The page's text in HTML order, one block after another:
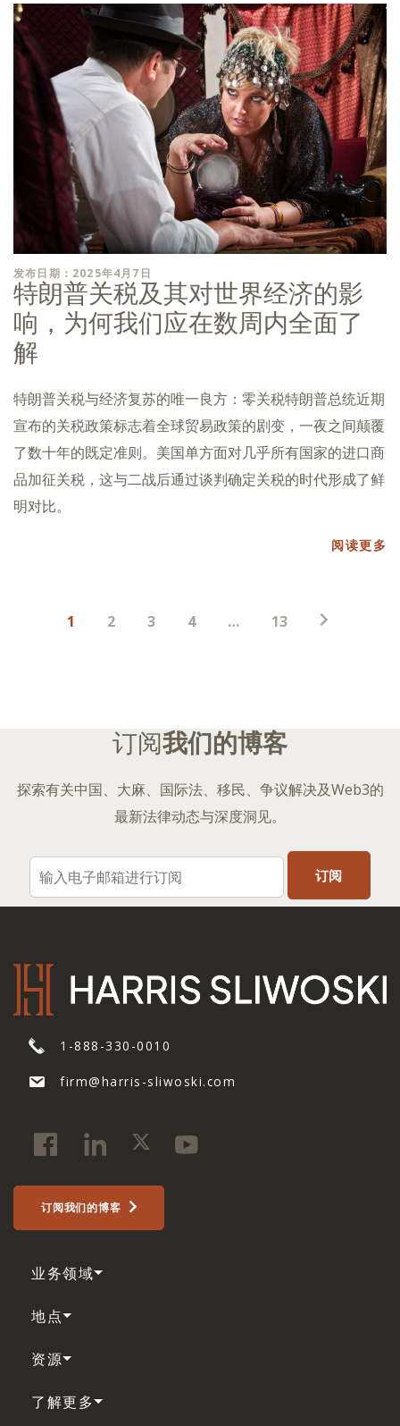
发布日期：2025年4月7日
特朗普关税及其对世界经济的影
响，为何我们应在数周内全面了
解
特朗普关税与经济复苏的唯一良方：零关税特朗普总统近期
宣布的关税政策标志着全球贸易政策的剧变，一夜之间颠覆
了数十年的既定准则。美国单方面对几乎所有国家的进口商
品加征关税，这与二战后通过谈判确定关税的时代形成了鲜
明对比。
阅读更多
1 2 3 4 … 13
订阅我们的博客
探索有关中国、大麻、国际法、移民、争议解决及Web3的
最新法律动态与深度洞见。
1-888-330-0010
firm@harris-sliwoski.com
订阅我们的博客
业务领域
地点
资源
了解更多